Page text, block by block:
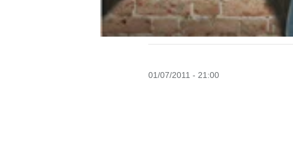
01/07/2011 - 21:00